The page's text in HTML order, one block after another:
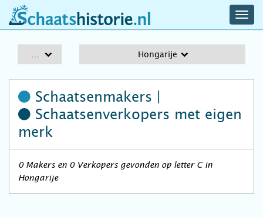
schaatshistorie.nl
Hongarije
Schaatsenmakers |
Schaatsenverkopers met eigen
merk
0 Makers en 0 Verkopers gevonden op letter C in
Hongarije